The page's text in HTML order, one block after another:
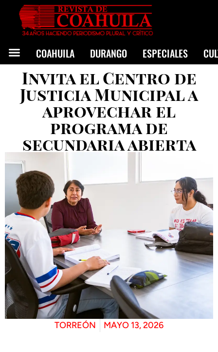
COAHUILA DURANGO ESPECIALES
Invita el Centro de
Justicia Municipal a
aprovechar el
programa de
secundaria abierta
TORREÓN MAYO 13, 2026